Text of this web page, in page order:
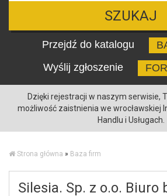
SZUKAJ
Przejdź do katalogu
Wyślij zgłoszenie
Dzięki rejestracji w naszym serwisie,
możliwość zaistnienia we wrocławskiej
Handlu i Usługach.
Strona główna » Baza firm
Silesia. Sp. z o.o. Biuro